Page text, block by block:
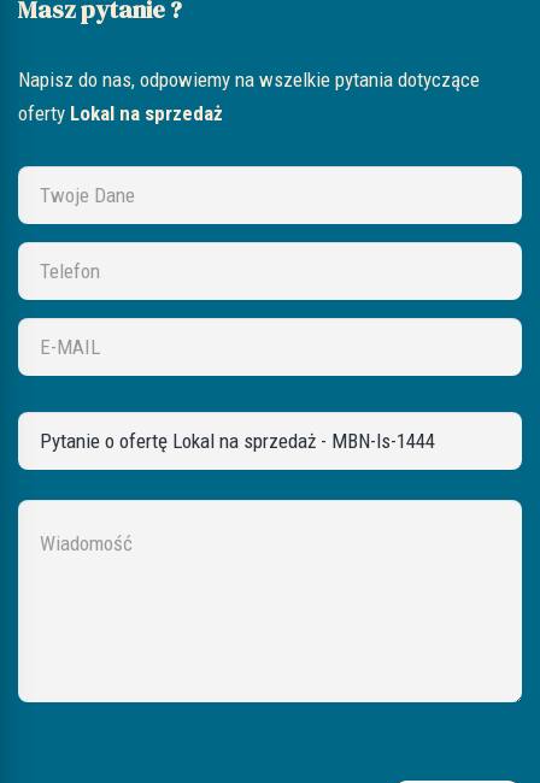
Masz pytanie ?
Napisz do nas, odpowiemy na wszelkie pytania dotyczące
oferty Lokal na sprzedaż